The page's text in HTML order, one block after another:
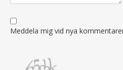
Meddela mig vid nya